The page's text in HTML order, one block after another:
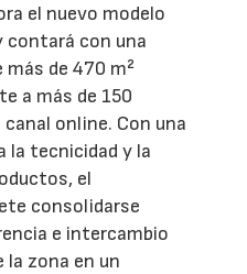
el nuevo modelo
contará con una
de 470 m²
a más de 150
online. Con una
la tecnicidad y la
el
consolidarse
e intercambio
la zona en un